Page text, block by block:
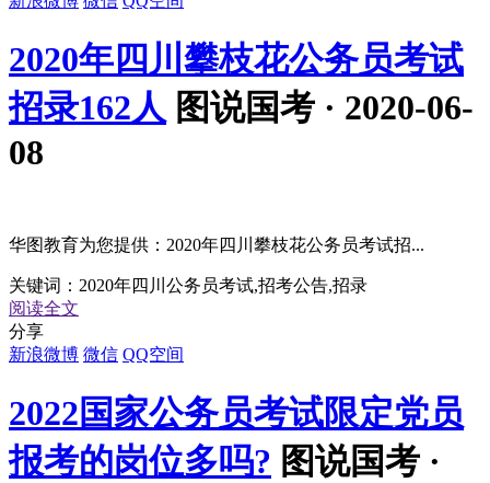
2020年四川攀枝花公务员考试
招录162人 图说国考 · 2020-06-
08
华图教育为您提供：2020年四川攀枝花公务员考试招...
关键词： 2020年四川公务员考试,招考公告,招录
阅读全文
分享
新浪微博 微信 QQ空间
2022国家公务员考试限定党员
报考的岗位多吗? 图说国考 ·